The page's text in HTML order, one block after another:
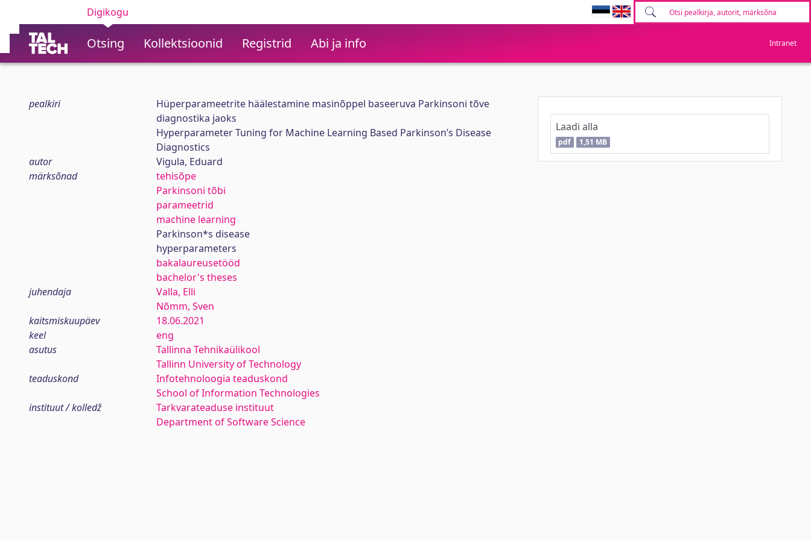
Digikogu
Otsing Kollektsioonid Registrid Abi ja info Intranet
pealkiri
Hüperparameetrite häälestamine masinõppel baseeruva Parkinsoni tõve
diagnostika jaoks
Hyperparameter Tuning for Machine Learning Based Parkinson’s Disease
Diagnostics
autor
Vigula, Eduard
märksõnad
tehisõpe
Parkinsoni tõbi
parameetrid
machine learning
Parkinson*s disease
hyperparameters
bakalaureusetööd
bachelor's theses
juhendaja
Valla, Elli
Nõmm, Sven
kaitsmiskuupäev
18.06.2021
keel
eng
asutus
Tallinna Tehnikaülikool
Tallinn University of Technology
teaduskond
Infotehnoloogia teaduskond
School of Information Technologies
instituut / kolledž
Tarkvarateaduse instituut
Department of Software Science
Laadi alla
pdf 1,51 MB